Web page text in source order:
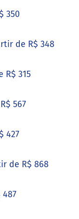
350
de R$ 348
R$ 315
567
427
de R$ 868